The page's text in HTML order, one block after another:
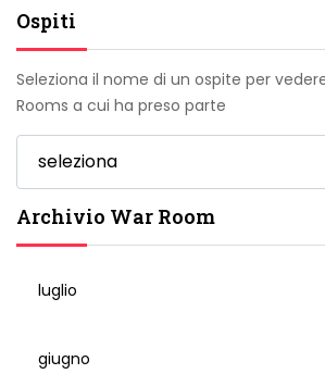
Ospiti
Seleziona il nome di un ospite per
Rooms a cui ha preso parte
Archivio War Room
luglio
giugno